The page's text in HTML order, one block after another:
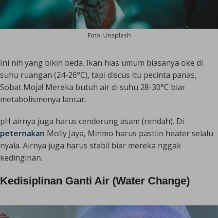
Foto: Unsplash
Ini nih yang bikin beda. Ikan hias umum biasanya oke di
suhu ruangan (24-26°C), tapi discus itu pecinta panas,
Sobat Moja! Mereka butuh air di suhu 28-30°C biar
metabolismenya lancar.
pH airnya juga harus cenderung asam (rendah). Di
peternakan Molly Jaya, Minmo harus pastiin heaterselalu
nyala. Airnya juga harus stabil biar mereka nggak
kedinginan.
Kedisiplinan Ganti Air (Water Change)